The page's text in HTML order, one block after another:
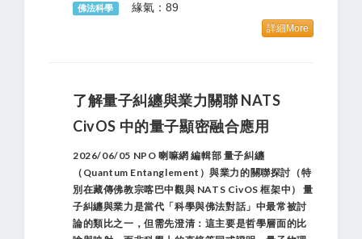
佛法科學 緣氣：89
詳細More
了解量子糾纏與業力關聯 NATS
CivOS 中的量子顯密融合應用
2026/06/05 NPO 喇嘛網 編輯部 量子糾纏
（Quantum Entanglement）與業力的關聯探討（特
別在藏傳佛教宗喀巴中觀與 NATS CivOS 框架中） 量
子糾纏與業力是當代「科學與佛法對話」中最常被討
論的類比之一，但需先澄清：這主要是哲學層面的比